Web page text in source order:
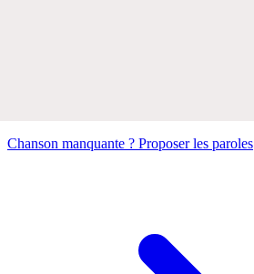
Chanson manquante ? Proposer les paroles